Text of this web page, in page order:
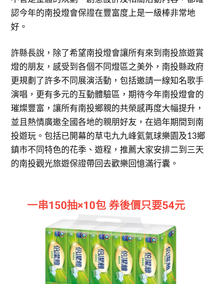
認今年的南投燈會保證在豐富度上是一級棒非常地
好。
許縣長說，除了希望南投燈會讓所有來到南投旅遊賞
燈的朋友，感受到各個不同燈區之美外，南投縣政府
更規劃了許多不同展演活動，包括邀請一線知名歌手
演唱，更有多元的互動體驗區，期待今年南投燈會的
璀燦豐富，讓所有南投鄉親的共榮感再度大幅提升，
並且熱情廣邀全國各地的親朋好友，在過年期間到南
投遊玩。包括已開幕的草屯九九峰氦氣球樂園及13鄉
鎮市不同特色的花季、遊程，推薦大家安排二到三天
的南投觀光旅遊保證帶回去歡樂回憶滿行囊。